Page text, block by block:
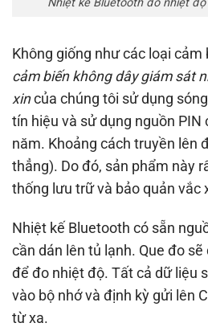
Nhiệt kế Bluetooth đo nhiệt
Không giống như các loại
cảm biến không dây giám sát
xincủa chúng tôi sử dụng
tín hiệu và sử dụng nguồn PIN
năm. Khoảng cách truyền lên
thẳng). Do đó, sản phẩm này
thống lưu trữ và bảo quản vắc
Nhiệt kế Bluetooth có sẵn
cần dán lên tủ lạnh. Que đo
để đo nhiệt độ. Tất cả dữ liệu
vào bộ nhớ và định kỳ gửi lên
từ xa.